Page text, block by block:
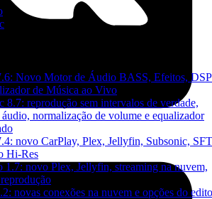
Novo Motor de Áudio BASS, Efeitos,
de Música ao Vivo
8.7: reprodução sem intervalos de verdade,
áudio, normalização de volume e equalizador
novo CarPlay, Plex, Jellyfin, Subsonic,
Hi-Res
1.7: novo Plex, Jellyfin, streaming na nuvem,
novas conexões na nuvem e opções do